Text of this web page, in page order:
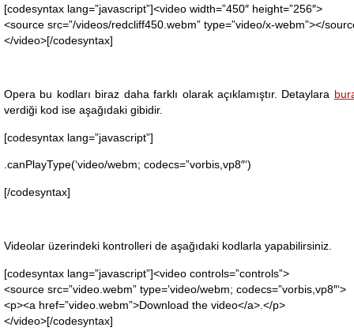
[codesyntax lang=”javascript”]<video width=”450″ height=”256″>
<source src=”/videos/redcliff450.webm” type=”video/x-webm”></
</video>[/codesyntax]
Opera bu kodları biraz daha farklı olarak açıklamıştır. Detaylara
verdiği kod ise aşağıdaki gibidir.
[codesyntax lang=”javascript”]
.canPlayType(‘video/webm; codecs=”vorbis,vp8″‘)
[/codesyntax]
Videolar üzerindeki kontrolleri de aşağıdaki kodlarla yapabilirsiniz.
[codesyntax lang=”javascript”]<video controls=”controls”>
<source src=”video.webm” type=’video/webm; codecs=”vorbis,vp8″‘>
<p><a href=”video.webm”>Download the video</a>.</p>
</video>[/codesyntax]